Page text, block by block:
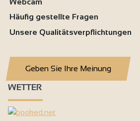
Webcam
Häufig gestellte Fragen
Unsere Qualitätsverpflichtungen
Geben Sie Ihre Meinung
WETTER